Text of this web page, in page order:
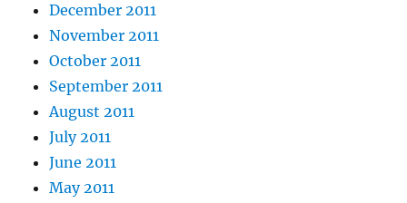
December 2011
November 2011
October 2011
September 2011
August 2011
July 2011
June 2011
May 2011